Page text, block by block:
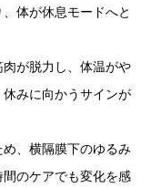
体が休息モードへと
が脱力し、体温がや
みに向かうサインが
、横隔膜下のゆるみ
のケアでも変化を感